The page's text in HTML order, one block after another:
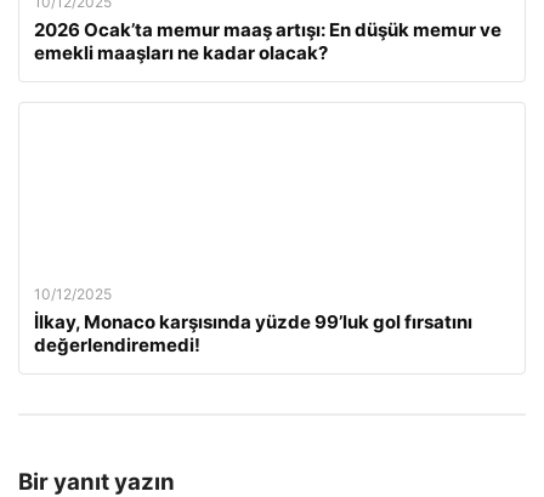
2026 Ocak’ta memur maaş artışı: En düşük memur ve
emekli maaşları ne kadar olacak?
10/12/2025
İlkay, Monaco karşısında yüzde 99’luk gol fırsatını
değerlendiremedi!
Bir yanıt yazın